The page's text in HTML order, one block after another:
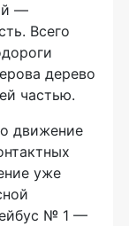
—
Всего
дерево
частью.
движение
уже
№ 1 —